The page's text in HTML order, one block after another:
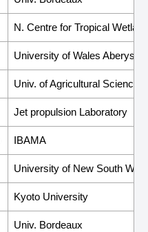
N. Centre for Tropical
University of Wales
Univ. of Agricultural Sciences
Jet propulsion Laboratory
IBAMA
University of New South
Kyoto University
Univ. Bordeaux